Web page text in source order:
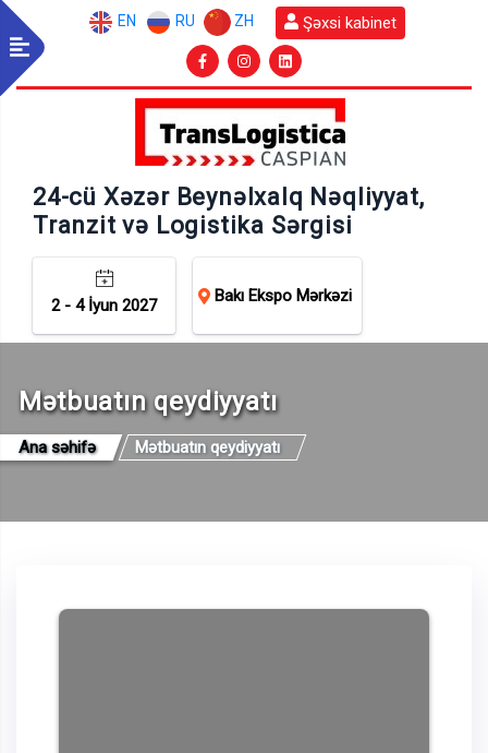
EN RU ZH Şəxsi kabinet
24-cü Xəzər Beynəlxalq Nəqliyyat,
Tranzit və Logistika Sərgisi
2 - 4 İyun 2027 Bakı Ekspo Mərkəzi
Mətbuatın qeydiyyatı
Ana səhifə Mətbuatın qeydiyyatı